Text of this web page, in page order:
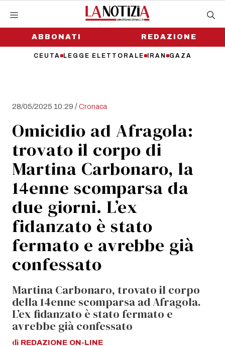
contenutoABBONATI
CEUTA LEGGE ELETTORALE IRAN GAZA
REDAZIONE
28/05/2025 10:29 /Cronaca
Omicidio ad Afragola:
trovato il corpo di
Martina Carbonaro, la
14enne scomparsa da
due giorni. L’ex
fidanzato è stato
fermato e avrebbe già
confessato
Martina Carbonaro, trovato il corpo
della 14enne scomparsa ad Afragola.
L’ex fidanzato è stato fermato e
avrebbe già confessato
di REDAZIONE ON-LINE